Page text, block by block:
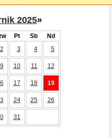
2025»
Pt Sb
Nd
2 3 4 5
9 10 11 12
17 18 19
24 25 26
31